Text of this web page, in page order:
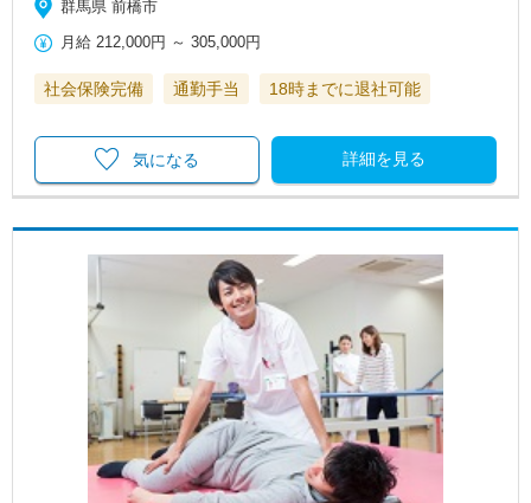
群馬県 前橋市
月給 212,000円 ～305,000円
社会保険完備 通勤手当 18時までに退社可能
詳細を見る
気になる